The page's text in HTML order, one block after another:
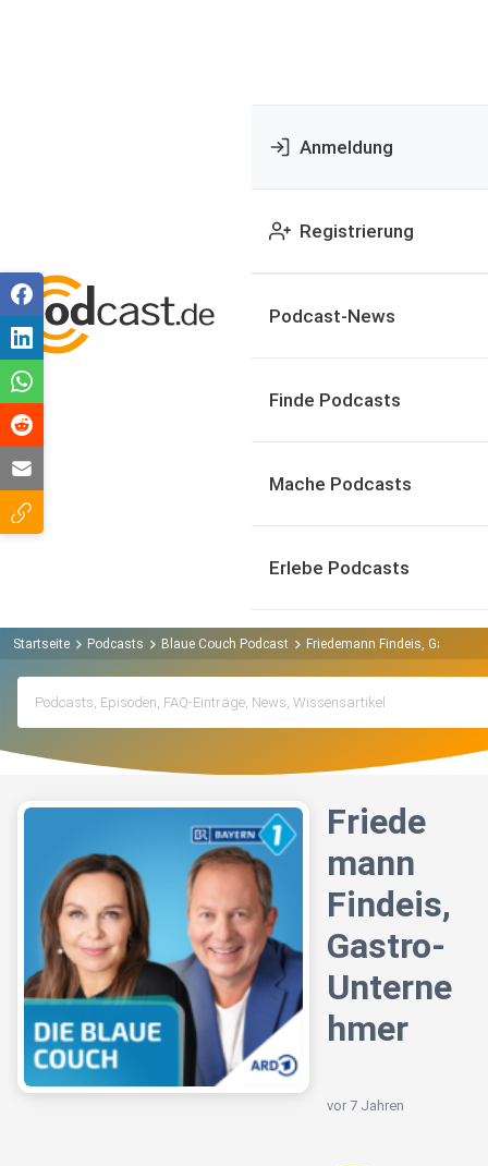
Anmeldung
Registrierung
Podcast-News
Finde Podcasts
Mache Podcasts
Erlebe Podcasts
Startseite Podcasts Blaue Couch Podcast Friedemann Findeis, Gastro-
Friede
mann
Findeis,
Gastro-
Unterne
hmer
vor 7 Jahren